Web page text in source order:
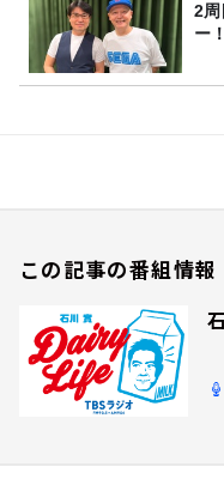
2周
ー！
この記事の番組情報